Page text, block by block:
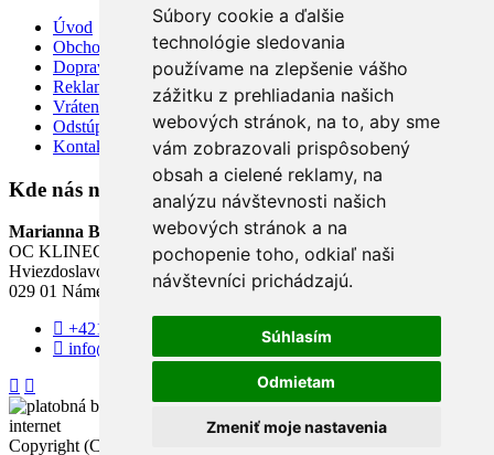
Súbory cookie a ďalšie
technológie sledovania
používame na zlepšenie vášho
zážitku z prehliadania našich
webových stránok, na to, aby sme
vám zobrazovali prispôsobený
obsah a cielené reklamy, na
analýzu návštevnosti našich
webových stránok a na
pochopenie toho, odkiaľ naši
návštevníci prichádzajú.
Súhlasím
Odmietam
Zmeniť moje nastavenia
Úvod
Obchodné a reklamačné podmienky
Doprava a platba
Reklamácia tovaru
Vrátenie tovaru
Odstúpiť od zmluvy TU
Kontakt
Kde nás nájdete
Marianna Boutique
OC KLINEC - 3. poschodie
Hviezdoslavovo Námestie
029 01 Námestovo
+421 904 840 055
info@mbutik.sk
Copyright (C) 2026